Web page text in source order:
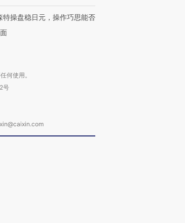
特操盘稳日元，操作巧思能否
何使用。
号